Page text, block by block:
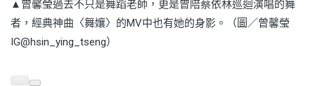
▲曾馨瑩過去不只是舞蹈老師，更是曾陪蔡依林巡迴演唱的舞
者，經典神曲〈舞孃〉的MV中也有她的身影。（圖／曾馨瑩
IG@hsin_ying_tseng）